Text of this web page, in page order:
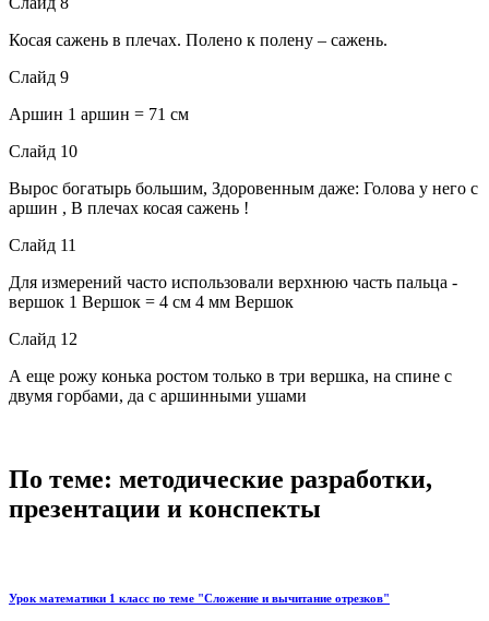
Косая сажень в плечах. Полено к полену – сажень.
Слайд 9
Аршин 1 аршин = 71 см
Слайд 10
Вырос богатырь большим, Здоровенным даже: Голова у него с
аршин , В плечах косая сажень !
Слайд 11
Для измерений часто использовали верхнюю часть пальца -
вершок 1 Вершок = 4 см 4 мм Вершок
Слайд 12
А еще рожу конька ростом только в три вершка, на спине с
двумя горбами, да с аршинными ушами
По теме: методические разработки,
презентации и конспекты
Урок математики 1 класс по теме "Сложение и вычитание отрезков"